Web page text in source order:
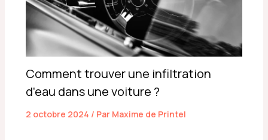
Comment trouver une infiltration
d’eau dans une voiture ?
2 octobre 2024 / Par Maxime de Printel